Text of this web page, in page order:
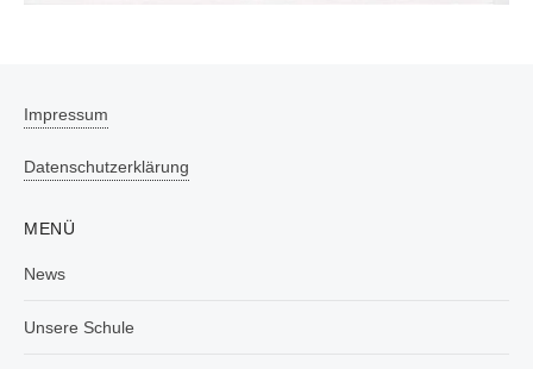
Impressum
Datenschutzerklärung
MENÜ
News
Unsere Schule